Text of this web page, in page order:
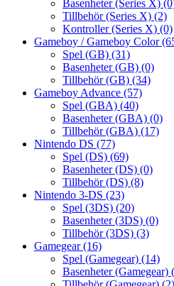
Basenheter (Series X)
Tillbehör (Series X) (2)
Kontroller (Series X) (0)
Gameboy / Gameboy Color
Spel (GB) (31)
Basenheter (GB) (0)
Tillbehör (GB) (34)
Gameboy Advance (57)
Spel (GBA) (40)
Basenheter (GBA) (0)
Tillbehör (GBA) (17)
Nintendo DS (77)
Spel (DS) (69)
Basenheter (DS) (0)
Tillbehör (DS) (8)
Nintendo 3-DS (23)
Spel (3DS) (20)
Basenheter (3DS) (0)
Tillbehör (3DS) (3)
Gamegear(16)
Spel (Gamegear) (14)
Basenheter (Gamegear)